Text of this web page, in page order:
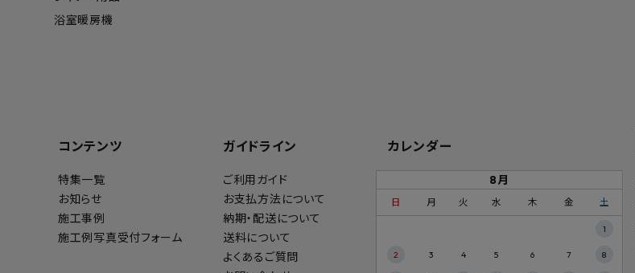
浴室暖房機
コンテンツ
特集一覧
お知らせ
施工事例
施工例写真受付フォーム
ガイドライン
ご利用ガイド
お支払方法について
納期・配送について
送料について
よくあるご質問
カレンダー
8月
日 月 火 水 木 金 土
1
2 3 4 5 6 7 8